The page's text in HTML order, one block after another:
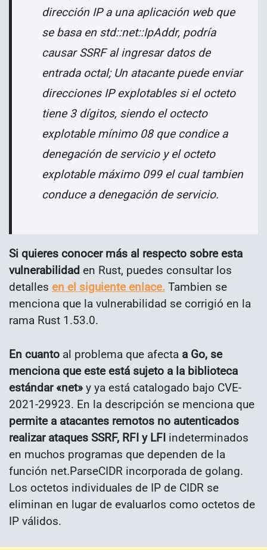
dirección IP a una aplicación web que
se basa en std::net::IpAddr, podría
causar SSRF al ingresar datos de
entrada octal; Un atacante puede enviar
direcciones IP explotables si el octeto
tiene 3 dígitos, siendo el octecto
explotable mínimo 08 que condice a
denegación de servicio y el octeto
explotable máximo 099 el cual tambien
conduce a denegación de servicio.
Si quieres conocer más al respecto sobre esta
vulnerabilidad en Rust, puedes consultar los
detalles en el siguiente enlace. Tambien se
menciona que la vulnerabilidad se corrigió en la
rama Rust 1.53.0.
En cuanto al problema que afecta a Go, se
menciona que este está sujeto a la biblioteca
estándar «net» y ya está catalogado bajo CVE-
2021-29923. En la descripción se menciona que
permite a atacantes remotos no autenticados
realizar ataques SSRF, RFI y LFI indeterminados
en muchos programas que dependen de la
función net.ParseCIDR incorporada de golang.
Los octetos individuales de IP de CIDR se
eliminan en lugar de evaluarlos como octetos de
IP válidos.